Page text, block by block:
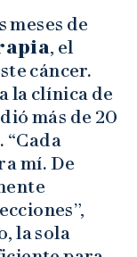
meses de
, el
cáncer.
la clínica de
más de 20
“Cada
mí. De
la sola